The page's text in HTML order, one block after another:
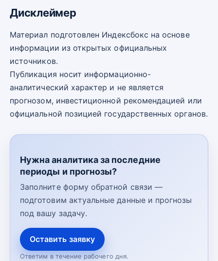
Дисклеймер
Материал подготовлен Индексбокс на основе
информации из открытых официальных
источников.
Публикация носит информационно-
аналитический характер и не является
прогнозом, инвестиционной рекомендацией или
официальной позицией государственных органов.
Нужна аналитика за последние
периоды и прогнозы?
Заполните форму обратной связи —
подготовим актуальные данные и прогнозы
под вашу задачу.
Оставить заявку
Ответим в течение рабочего дня.